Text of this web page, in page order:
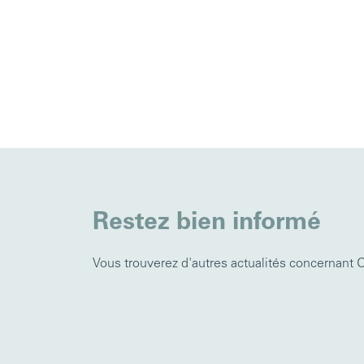
Restez bien informé
Vous trouverez d'autres actualités